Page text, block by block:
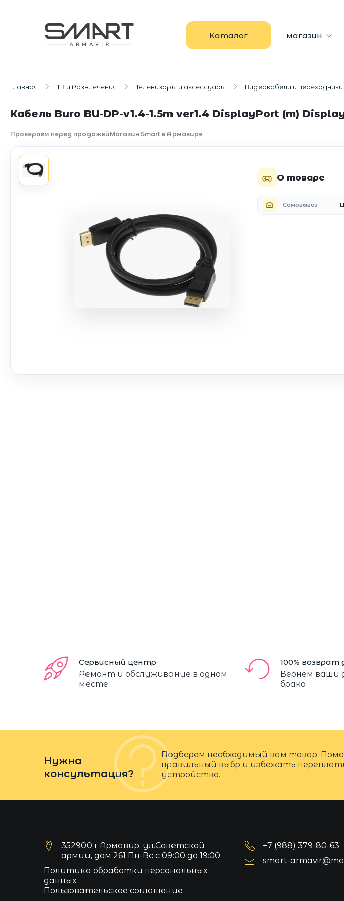
Каталог магазин
Главная ТВ и Развлечения Телевизоры и аксессуары Видеокабели и переходники
Кабель Buro BU-DP-v1.4-1.5m ver1.4 DisplayPort (m)
Проверяем перед продажейМагазин Smart в Армавире
О товаре
Самовывоз
Сервисный центр
Ремонт и обслуживание в одном
месте.
100% возврат
Вернем ваши
брака
Нужна
консультация?
Подберем необходимый вам товар.
правильный выбр и избежать
устройство.
352900 г.Армавир, ул.Советской
армии, дом 261 Пн-Вс с 09:00 до 19:00
Политика обработки персональных
данных
Пользовательское соглашение
+7 (988) 379-80-63
smart-